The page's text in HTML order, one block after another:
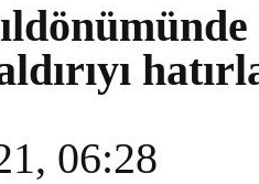
06:28